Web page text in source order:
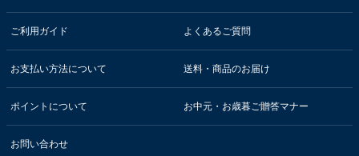
ご利用ガイド よくあるご質問
お支払い方法について 送料・商品のお届け
ポイントについて お中元・お歳暮ご贈答マナー
お問い合わせ